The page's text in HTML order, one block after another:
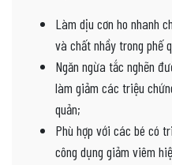
Làm dịu cơn ho nhanh
và chất nhầy trong phế
Ngăn ngừa tắc nghẽn
làm giảm các triệu
quản;
Phù hợp với các bé có
công dụng giảm viêm